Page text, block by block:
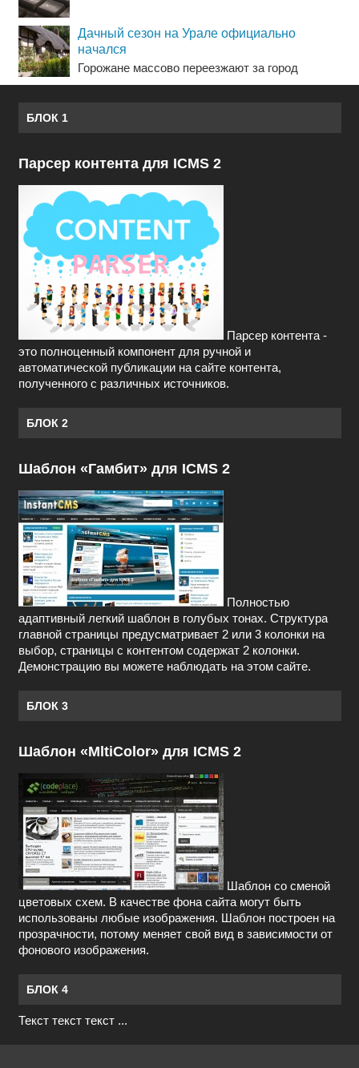
Дачный сезон на Урале официально
начался
Горожане массово переезжают за город
БЛОК 1
Парсер контента для ICMS 2
Парсер контента -
это полноценный компонент для ручной и
автоматической публикации на сайте контента,
полученного с различных источников.
БЛОК 2
Шаблон «Гамбит» для ICMS 2
Полностью
адаптивный легкий шаблон в голубых тонах. Структура
главной страницы предусматривает 2 или 3 колонки на
выбор, страницы с контентом содержат 2 колонки.
Демонстрацию вы можете наблюдать на этом сайте.
БЛОК 3
Шаблон «MltiColor» для ICMS 2
Шаблон со сменой
цветовых схем. В качестве фона сайта могут быть
использованы любые изображения. Шаблон построен на
прозрачности, потому меняет свой вид в зависимости от
фонового изображения.
БЛОК 4
Текст текст текст ...